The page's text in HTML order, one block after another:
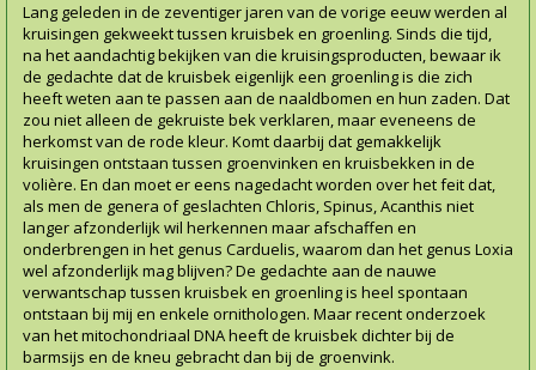
Lang geleden in de zeventiger jaren van de vorige eeuw werden al
kruisingen gekweekt tussen kruisbek en groenling. Sinds die tijd,
na het aandachtig bekijken van die kruisingsproducten, bewaar ik
de gedachte dat de kruisbek eigenlijk een groenling is die zich
heeft weten aan te passen aan de naaldbomen en hun zaden. Dat
zou niet alleen de gekruiste bek verklaren, maar eveneens de
herkomst van de rode kleur. Komt daarbij dat gemakkelijk
kruisingen ontstaan tussen groenvinken en kruisbekken in de
volière. En dan moet er eens nagedacht worden over het feit dat,
als men de genera of geslachten Chloris, Spinus, Acanthis niet
langer afzonderlijk wil herkennen maar afschaffen en
onderbrengen in het genus Carduelis, waarom dan het genus Loxia
wel afzonderlijk mag blijven? De gedachte aan de nauwe
verwantschap tussen kruisbek en groenling is heel spontaan
ontstaan bij mij en enkele ornithologen. Maar recent onderzoek
van het mitochondriaal DNA heeft de kruisbek dichter bij de
barmsijs en de kneu gebracht dan bij de groenvink.